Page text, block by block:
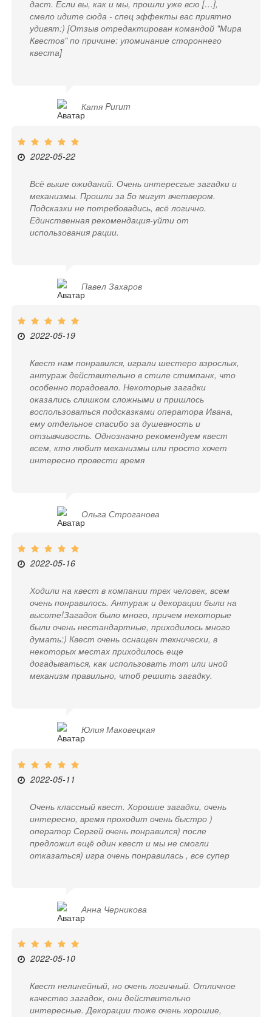
даст. Если вы, как и мы, прошли уже всю […],
смело идите сюда - спец эффекты вас приятно
удивят:) [Отзыв отредактирован командой "Мира
Квестов" по причине: упоминание стороннего
квеста]
Катя Purum
2022-05-22
Всё выше ожиданий. Очень интересгые загадки и
механизмы. Прошли за 5о мигут вчетвером.
Подсказки не потребовадись, всё логично.
Единственная рекомендация-уйти от
использования рации.
Павел Захаров
2022-05-19
Квест нам понравился, играли шестеро взрослых,
антураж действительно в стиле стимпанк, что
особенно порадовало. Некоторые загадки
оказались слишком сложными и пришлось
воспользоваться подсказками оператора Ивана,
ему отдельное спасибо за душевность и
отзывчивость. Однозначно рекомендуем квест
всем, кто любит механизмы или просто хочет
интересно провести время
Ольга Строганова
2022-05-16
Ходили на квест в компании трех человек, всем
очень понравилось. Антураж и декорации были на
высоте!Загадок было много, причем некоторые
были очень нестандартные, приходилось много
думать:) Квест очень оснащен технически, в
некоторых местах приходилось еще
догадываться, как использовать тот или иной
механизм правильно, чтоб решить загадку.
Юлия Маковецкая
2022-05-11
Очень классный квест. Хорошие загадки, очень
интересно, время проходит очень быстро )
оператор Сергей очень понравился) после
предложил ещё один квест и мы не смогли
отказаться) игра очень понравилась , все супер
Анна Черникова
2022-05-10
Квест нелинейный, но очень логичный. Отличное
качество загадок, они действительно
интересные. Декорации тоже очень хорошие,